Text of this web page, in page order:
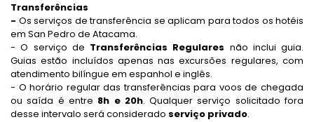
Transferências
- Os serviços de transferência se aplicam para todos os hotéis
em San Pedro de Atacama.
- O serviço de Transferências Regulares não inclui guia.
Guias estão incluídos apenas nas excursões regulares, com
atendimento bilíngue em espanhol e inglês.
- O horário regular das transferências para voos de chegada
ou saída é entre 8h e 20h. Qualquer serviço solicitado fora
desse intervalo será considerado serviço privado.